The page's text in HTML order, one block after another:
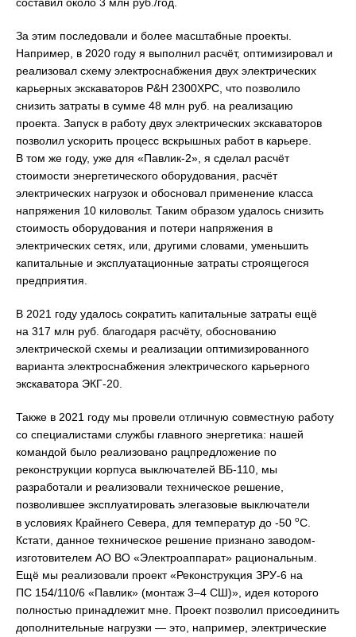
За этим последовали и более масштабные проекты.
Например, в 2020 году я выполнил расчёт, оптимизировал и
реализовал схему электроснабжения двух электрических
карьерных экскаваторов P&H 2300XPC, что позволило
снизить затраты в сумме 48 млн руб. на реализацию
проекта. Запуск в работу двух электрических экскаваторов
позволил ускорить процесс вскрышных работ в карьере.
В том же году, уже для «Павлик-2», я сделал расчёт
стоимости энергетического оборудования, расчёт
электрических нагрузок и обосновал применение класса
напряжения 10 киловольт. Таким образом удалось снизить
стоимость оборудования и потери напряжения в
электрических сетях, или, другими словами, уменьшить
капитальные и эксплуатационные затраты строящегося
предприятия.
В 2021 году удалось сократить капитальные затраты ещё
на 317 млн руб. благодаря расчёту, обоснованию
электрической схемы и реализации оптимизированного
варианта электроснабжения электрического карьерного
экскаватора ЭКГ-20.
Также в 2021 году мы провели отличную совместную работу
со специалистами службы главного энергетика: нашей
командой было реализовано рацпредложение по
реконструкции корпуса выключателей ВБ-110, мы
разработали и реализовали техническое решение,
позволившее эксплуатировать элегазовые выключатели
в условиях Крайнего Севера, для температур до -50 оС.
Кстати, данное техническое решение признано заводом-
изготовителем АО ВО «Электроаппарат» рациональным.
Ещё мы реализовали проект «Реконструкция ЗРУ-6 на
ПС 154/110/6 «Павлик» (монтаж 3–4 СШ)», идея которого
полностью принадлежит мне. Проект позволил присоединить
дополнительные нагрузки — это, например, электрические